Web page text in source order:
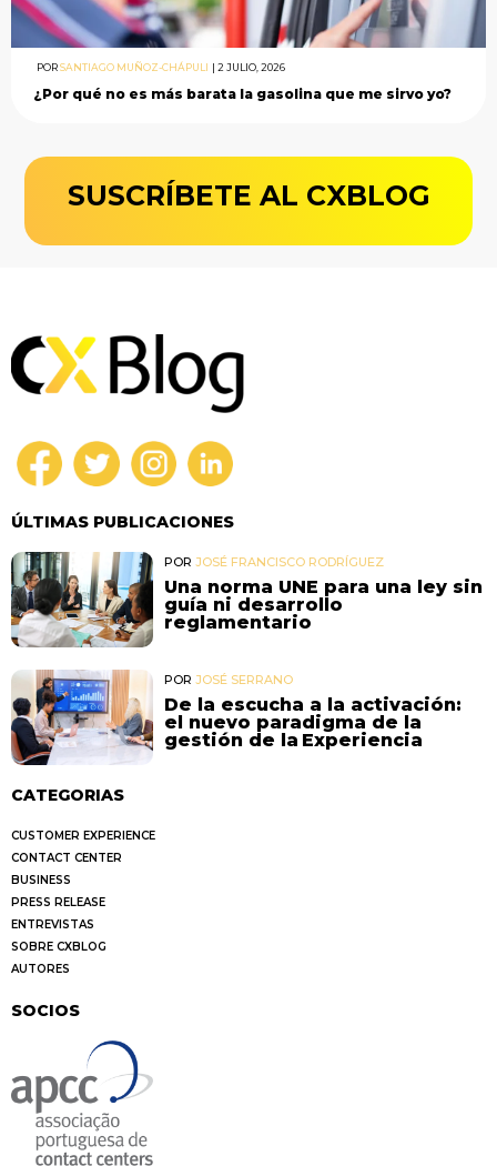
PORSANTIAGO MUÑOZ-CHÁPULI 2 JULIO, 2026
¿Por qué no es más barata la gasolina que me sirvo yo?
SUSCRÍBETE AL CXBLOG
ÚLTIMAS PUBLICACIONES
POR JOSÉ FRANCISCO RODRÍGUEZ
Una norma UNE para una ley sin
guía ni desarrollo
reglamentario
POR JOSÉ SERRANO
De la escucha a la activación:
el nuevo paradigma de la
gestión de la Experiencia
CATEGORIAS
CUSTOMER EXPERIENCE
CONTACT CENTER
BUSINESS
PRESS RELEASE
ENTREVISTAS
SOBRE CXBLOG
AUTORES
SOCIOS